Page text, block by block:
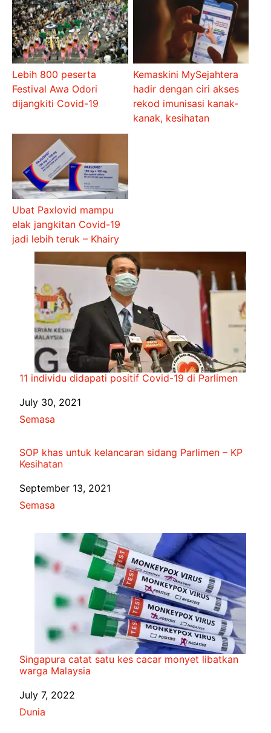
Lebih 800 peserta
Festival Awa Odori
dijangkiti Covid-19
Kemaskini MySejahtera
hadir dengan ciri akses
rekod imunisasi kanak-
kanak, kesihatan
Ubat Paxlovid mampu
elak jangkitan Covid-19
jadi lebih teruk – Khairy
11 individu didapati positif Covid-19 di Parlimen
Date
July 30, 2021
In relation to
Semasa
SOP khas untuk kelancaran sidang Parlimen – KP
Kesihatan
Date
September 13, 2021
In relation to
Semasa
Singapura catat satu kes cacar monyet libatkan
warga Malaysia
Date
July 7, 2022
In relation to
Dunia